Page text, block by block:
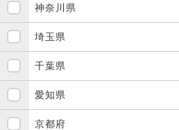
神奈川県
埼玉県
千葉県
愛知県
京都府